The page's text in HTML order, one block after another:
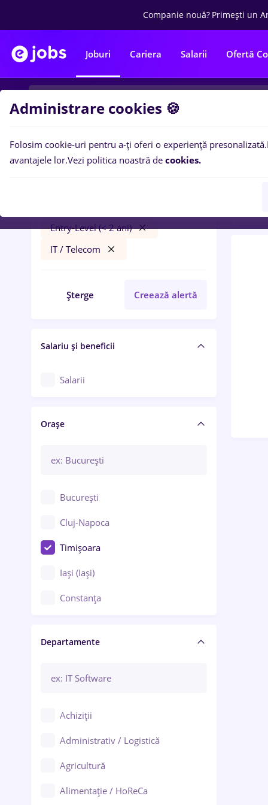
Companie nouă? Primești un
Joburi Cariera Salarii Ofertă
Filtre
Entry-Level (< 2 ani)
IT / Telecom
Șterge Creează alertă
Salariu și beneficii
Salarii
Orașe
București
Cluj-Napoca
Timișoara
Iași (Iași)
Constanța
Brașov
Bacău
Galați (Galați)
Ploiești
Departamente
Achiziții
Administrativ / Logistică
Agricultură
Alimentație / HoReCa
0
Administrare cookies 🍪
Folosim cookie-uri pentru a-ți oferi o experiență presonalizată.
avantajele lor.Vezi politica noastră de cookies.